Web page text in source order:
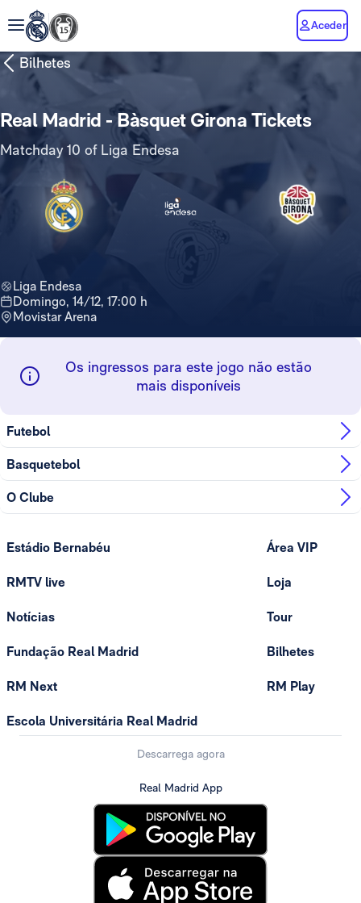
Aceder
Bilhetes
Real Madrid - Bàsquet Girona Tickets
Matchday 10 of Liga Endesa
Liga Endesa
domingo, 14/12, 17:00 h
Movistar Arena
Os ingressos para este jogo não estão
mais disponíveis
Futebol
Basquetebol
O Clube
Estádio Bernabéu
RMTV live
Notícias
Fundação Real Madrid
RM Next
Escola Universitária Real Madrid
Área VIP
Loja
Tour
Bilhetes
RM Play
Descarrega agora
Real Madrid App